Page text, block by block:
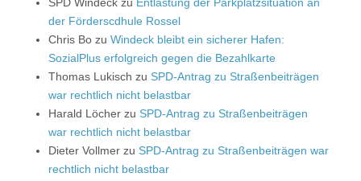
der Förderscdhule Rossel
Chris Bo zu Windeck bleibt ein sicherer Hafen:
SozialPlus erfolgreich gegen die Bezahlkarte
Thomas Lukisch zu SPD-Antrag zu Straßenbeiträgen
war rechtlich nicht belastbar
Harald Löcher zu SPD-Antrag zu Straßenbeiträgen
war rechtlich nicht belastbar
Dieter Vollmer zu SPD-Antrag zu Straßenbeiträgen war
rechtlich nicht belastbar